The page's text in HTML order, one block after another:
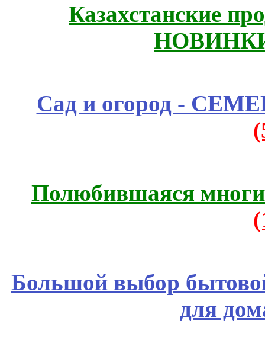
Казахстанские
Сад и огород -
Полюбившаяся
Большой выбор
для